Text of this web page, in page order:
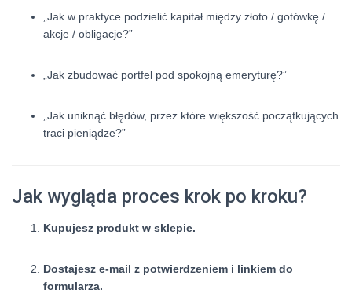
„Jak w praktyce podzielić kapitał między złoto / gotówkę /
akcje / obligacje?”
„Jak zbudować portfel pod spokojną emeryturę?”
„Jak uniknąć błędów, przez które większość początkujących
traci pieniądze?”
Jak wygląda proces krok po kroku?
Kupujesz produkt w sklepie.
Dostajesz e-mail z potwierdzeniem i linkiem do
formularza.